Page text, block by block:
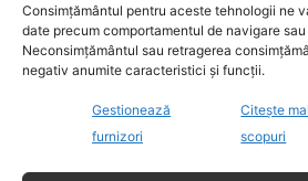
Consimțământul pentru aceste tehnologii ne
date precum comportamentul de navigare
Neconsimțământul sau retragerea
negativ anumite caracteristici și funcții.
Gestionează
furnizori
Citește
scopuri
din Ucraina. În acest fel,
acord unilateral de încetare a
o reducere a sprijinului
Ucraina. Moscova speră să
sens, pe țări importante,
Franța, care ar putea face